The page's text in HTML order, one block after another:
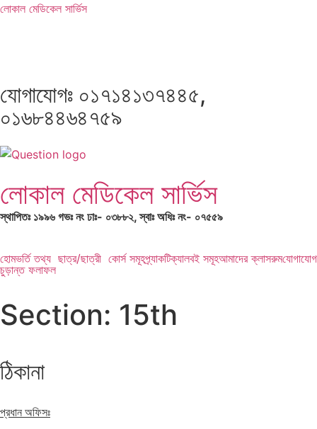
লোকাল মেডিকেল সার্ভিস
যোগাযোগঃ ০১৭১৪১৩৭৪৪৫,
০১৬৮৪৪৬৪৭৫৯
লোকাল মেডিকেল সার্ভিস
স্থাপিতঃ ১৯৯৬ গভঃ নং ঢাঃ- ০৩৮৮২, স্বাঃ অধিঃ নং- ০৭৫৫৯
হোমভর্তি তথ্য ছাত্র/ছাত্রী কোর্স সমূহপ্র্যাকটিক্যালবই সমূহআমাদের ক্লাসরুমযোগাযোগ
চুড়ান্ত ফলাফল
Section: 15th
ঠিকানা
প্রধান অফিসঃ